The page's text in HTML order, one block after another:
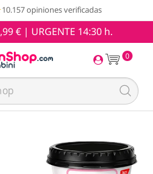
10.157 opiniones verificadas
€ | URGENTE 14:30 h.
0